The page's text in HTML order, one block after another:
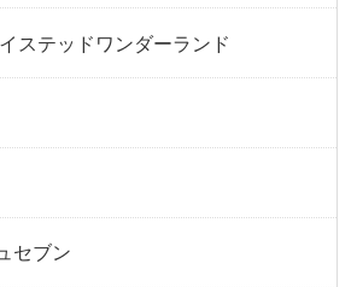
ステッドワンダーランド
セブン